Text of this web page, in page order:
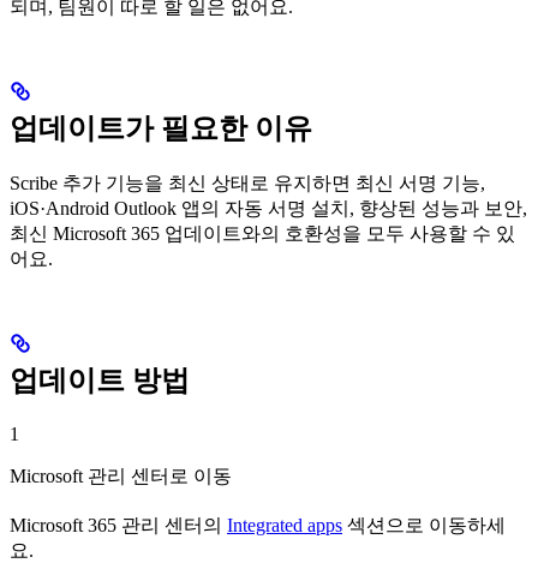
되며, 팀원이 따로 할 일은 없어요.
업데이트가 필요한 이유
Scribe 추가 기능을 최신 상태로 유지하면 최신 서명 기능,
iOS·Android Outlook 앱의 자동 서명 설치, 향상된 성능과 보안,
최신 Microsoft 365 업데이트와의 호환성을 모두 사용할 수 있
어요.
업데이트 방법
1
Microsoft 관리 센터로 이동
Microsoft 365 관리 센터의 Integrated apps 섹션으로 이동하세
요.